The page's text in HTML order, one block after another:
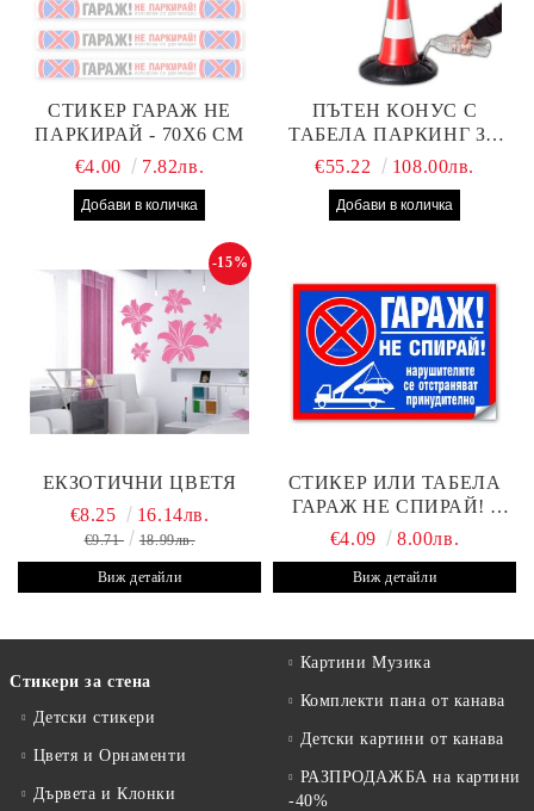
СТИКЕР ГАРАЖ НЕ
ПАРКИРАЙ - 70Х6 СМ
€4.00
7.82лв.
ПЪТЕН КОНУС С
ТАБЕЛА ПАРКИНГ ЗА
КЛИЕНТИ
€55.22 108.00лв.
ЕКЗОТИЧНИ ЦВЕТЯ
-15%
€8.25 16.14лв.
€9.71 18.99лв.
Виж детайли
СТИКЕР ИЛИ ТАБЕЛА
ГАРАЖ НЕ СПИРАЙ! -
30Х19 СМ
€4.09 8.00лв.
Виж детайли
Стикери за стена
Детски стикери
Цветя и Орнаменти
Дървета и Клонки
Картини Музика
Комплекти пана от канава
Детски картини от канава
РАЗПРОДАЖБА на картини
-40%